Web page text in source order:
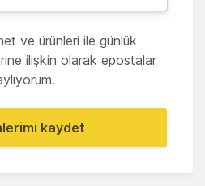
ve ürünleri ile günlük
ilişkin olarak epostalar
kaydet